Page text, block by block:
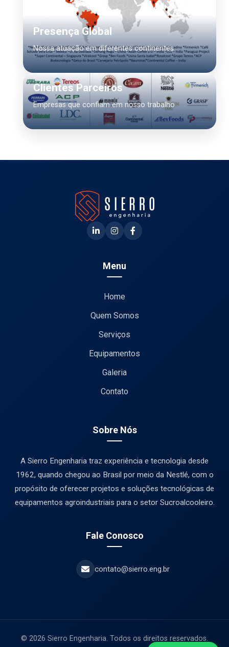
Presença Global
Nossa atuação em diferentes continentes
Clientes Parceiros
Empresas que confiam em nosso trabalho
Menu
Home
Quem Somos
Serviços
Equipamentos
Galeria
Contato
Sobre Nós
A Sierro Engenharia traz experiência e tecnologia desde
1962, quando chegou ao Brasil por meio da Nestlé, com o
propósito de oferecer projetos e soluções tecnológicas de
equipamentos agroindustriais para o setor Sucroalcooleiro.
Fale Conosco
contato@sierro.eng.br
© 2026 Sierro Engenharia. Todos os direitos reservados.